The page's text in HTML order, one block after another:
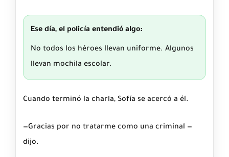
Ese día, el policía entendió algo:
No todos los héroes llevan uniforme. Algunos
llevan mochila escolar.
Cuando terminó la charla, Sofía se acercó a él.
—Gracias por no tratarme como una criminal —
dijo.